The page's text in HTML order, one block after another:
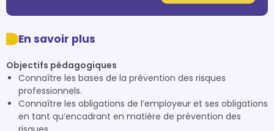
En savoir plus
Objectifs pédagogiques
Connaître les bases de la prévention des risques
professionnels.
Connaître les obligations de l’employeur et ses obligations
en tant qu’encadrant en matière de prévention des